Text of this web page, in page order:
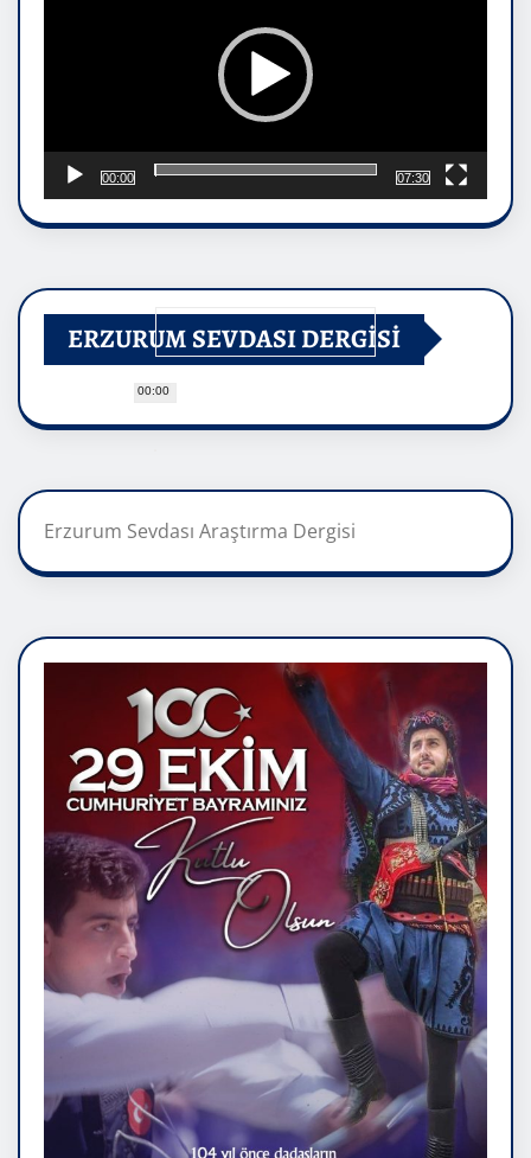
00:00
00:00
07:30
ERZURUM SEVDASI DERGİSİ
Erzurum Sevdası Araştırma Dergisi